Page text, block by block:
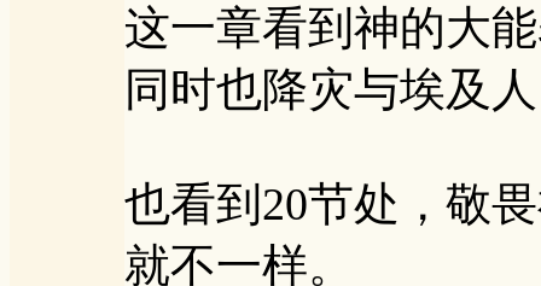
这一章看到神的大
同时也降灾与埃及
也看到20节处，敬
就不一样。